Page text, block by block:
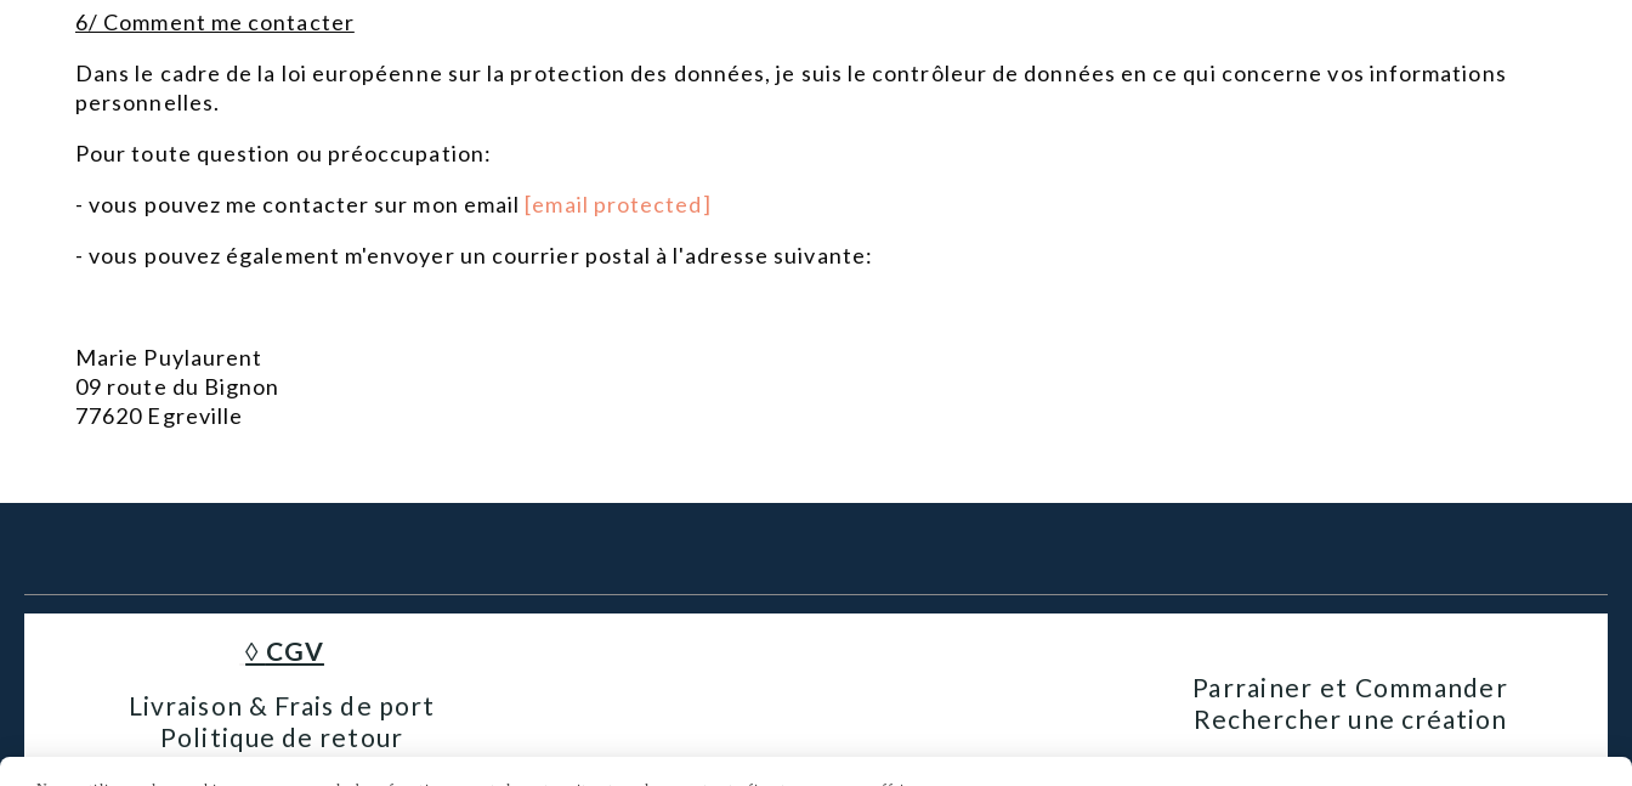
6/ Comment me contacter
Dans le cadre de la loi européenne sur la protection des données, je suis le contrôleur de données en ce qui concerne vos informations
personnelles.
Pour toute question ou préoccupation:
- vous pouvez me contacter sur mon email [email protected]
- vous pouvez également m'envoyer un courrier postal à l'adresse suivante:
Marie Puylaurent
09 route du Bignon
77620 Egreville
◊ CGV
Livraison & Frais de port
Politique de retour
Parrainer et Commander
Rechercher une création